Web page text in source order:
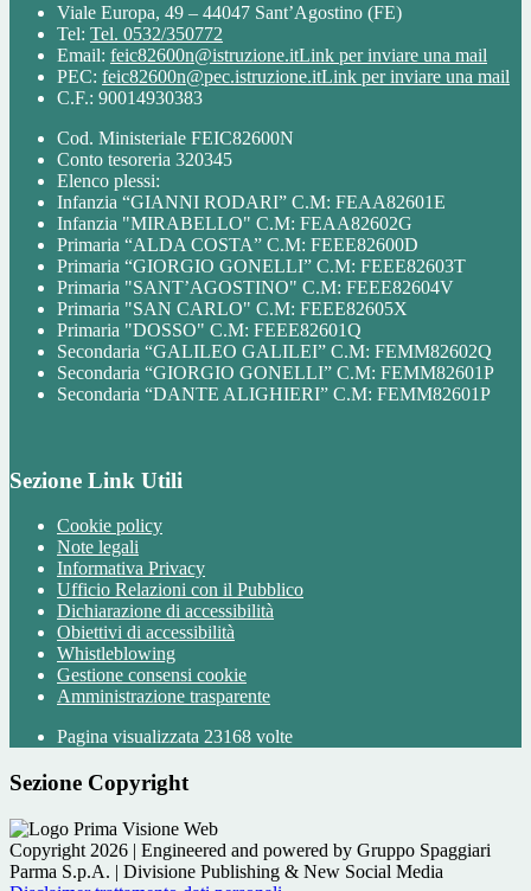
Viale Europa, 49 – 44047 Sant’Agostino (FE)
Tel: Tel. 0532/350772
Email: feic82600n@istruzione.itLink per inviare una mail
PEC: feic82600n@pec.istruzione.itLink per inviare una mail
C.F.: 90014930383
Cod. Ministeriale FEIC82600N
Conto tesoreria 320345
Elenco plessi:
Infanzia “GIANNI RODARI” C.M: FEAA82601E
Infanzia "MIRABELLO" C.M: FEAA82602G
Primaria “ALDA COSTA” C.M: FEEE82600D
Primaria “GIORGIO GONELLI” C.M: FEEE82603T
Primaria "SANT’AGOSTINO" C.M: FEEE82604V
Primaria "SAN CARLO" C.M: FEEE82605X
Primaria "DOSSO" C.M: FEEE82601Q
Secondaria “GALILEO GALILEI” C.M: FEMM82602Q
Secondaria “GIORGIO GONELLI” C.M: FEMM82601P
Secondaria “DANTE ALIGHIERI” C.M: FEMM82601P
Sezione Link Utili
Cookie policy
Note legali
Informativa Privacy
Ufficio Relazioni con il Pubblico
Dichiarazione di accessibilità
Obiettivi di accessibilità
Whistleblowing
Gestione consensi cookie
Amministrazione trasparente
Pagina visualizzata 23168 volte
Sezione Copyright
Copyright 2026 | Engineered and powered by Gruppo Spaggiari
Parma S.p.A. | Divisione Publishing & New Social Media